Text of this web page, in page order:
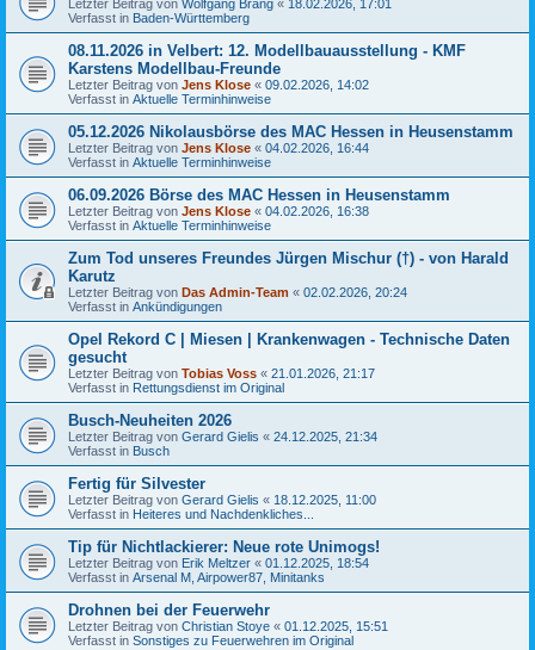
Letzter Beitrag von Wolfgang Brang « 18.02.2026, 17:01
Verfasst in Baden-Württemberg
08.11.2026 in Velbert: 12. Modellbauausstellung - KMF
Karstens Modellbau-Freunde
Letzter Beitrag von Jens Klose « 09.02.2026, 14:02
Verfasst in Aktuelle Terminhinweise
05.12.2026 Nikolausbörse des MAC Hessen in Heusenstamm
Letzter Beitrag von Jens Klose « 04.02.2026, 16:44
Verfasst in Aktuelle Terminhinweise
06.09.2026 Börse des MAC Hessen in Heusenstamm
Letzter Beitrag von Jens Klose « 04.02.2026, 16:38
Verfasst in Aktuelle Terminhinweise
Zum Tod unseres Freundes Jürgen Mischur (†) - von Harald
Karutz
Letzter Beitrag von Das Admin-Team « 02.02.2026, 20:24
Verfasst in Ankündigungen
Opel Rekord C | Miesen | Krankenwagen - Technische Daten
gesucht
Letzter Beitrag von Tobias Voss « 21.01.2026, 21:17
Verfasst in Rettungsdienst im Original
Busch-Neuheiten 2026
Letzter Beitrag von Gerard Gielis « 24.12.2025, 21:34
Verfasst in Busch
Fertig für Silvester
Letzter Beitrag von Gerard Gielis « 18.12.2025, 11:00
Verfasst in Heiteres und Nachdenkliches...
Tip für Nichtlackierer: Neue rote Unimogs!
Letzter Beitrag von Erik Meltzer « 01.12.2025, 18:54
Verfasst in Arsenal M, Airpower87, Minitanks
Drohnen bei der Feuerwehr
Letzter Beitrag von Christian Stoye « 01.12.2025, 15:51
Verfasst in Sonstiges zu Feuerwehren im Original